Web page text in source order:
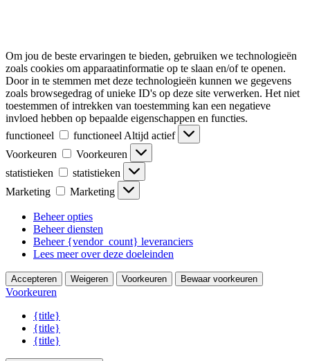
Om jou de beste ervaringen te bieden, gebruiken we technologieën
zoals cookies om apparaatinformatie op te slaan en/of te openen.
Door in te stemmen met deze technologieën kunnen we gegevens
zoals browsegedrag of unieke ID's op deze site verwerken. Het niet
toestemmen of intrekken van toestemming kan een negatieve
invloed hebben op bepaalde eigenschappen en functies.
functioneel
functioneel Altijd actief
Voorkeuren
Voorkeuren
statistieken
statistieken
Marketing
Marketing
Beheer opties
Beheer diensten
Beheer {vendor_count} leveranciers
Lees meer over deze doeleinden
Accepteren Weigeren Voorkeuren Bewaar voorkeuren
Voorkeuren
{title}
{title}
{title}